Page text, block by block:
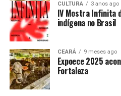
CULTURA 3 anos ago
IV Mostra Infinita
indígena no Brasil
CEARÁ 9 meses ago
Expoece 2025
Fortaleza